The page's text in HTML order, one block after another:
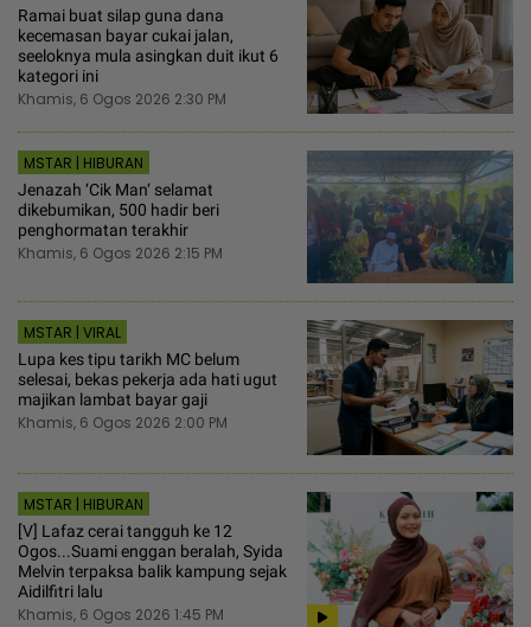
Ramai buat silap guna dana
kecemasan bayar cukai jalan,
seeloknya mula asingkan duit ikut 6
kategori ini
Khamis, 6 Ogos 2026 2:30 PM
MSTAR | HIBURAN
Jenazah ‘Cik Man‘ selamat
dikebumikan, 500 hadir beri
penghormatan terakhir
Khamis, 6 Ogos 2026 2:15 PM
MSTAR | VIRAL
Lupa kes tipu tarikh MC belum
selesai, bekas pekerja ada hati ugut
majikan lambat bayar gaji
Khamis, 6 Ogos 2026 2:00 PM
MSTAR | HIBURAN
[V] Lafaz cerai tangguh ke 12
Ogos...Suami enggan beralah, Syida
Melvin terpaksa balik kampung sejak
Aidilfitri lalu
Khamis, 6 Ogos 2026 1:45 PM